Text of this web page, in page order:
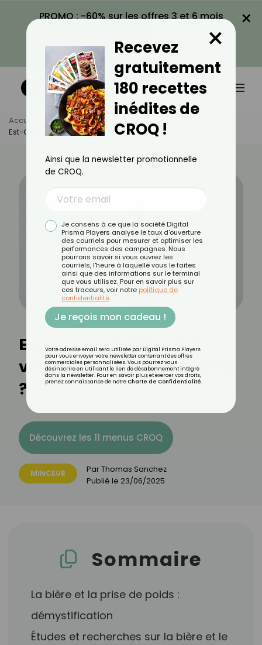
PROMO : -60% sur les offres 3 et 6 mois
VOIR LA PROMO
×
Accueil Actus
Minceur
Est-Ce Que La Bière Fait Vraiment Gonfler Le Ventre ?
Est-ce que la bière fait
vraiment gonfler le ventre
?
Découvrez les 11 menus CROQ
MINCEUR ParThomas Sanchez
Publié le 23/06/2025
Sommaire
La bière et la prise de poids :
démystification
Études et recherches sur la bière et le
Recevez
gratuitement
180 recettes
inédites de
CROQ !
×
Ainsi que la newsletter promotionnelle
de CROQ.
Je consens à ce que la société Digital
Prisma Players analyse le taux d'ouverture
des courriels pour mesurer et optimiser les
performances des campagnes. Nous
pourrons savoir si vous ouvrez les
courriels, l'heure à laquelle vous le faites
ainsi que des informations sur le terminal
que vous utilisez. Pour en savoir plus sur
ces traceurs, voir notre politique de
confidentialité.
Je reçois mon cadeau !
Votre adresse email sera utilisée par Digital Prisma Players
pour vous envoyer votre newsletter contenant des offres
commerciales personnalisées. Vous pourrez vous
désinscrire en utilisant le lien de désabonnement intégré
dans la newsletter. Pour en savoir plus et exercer vos droits,
prenez connaissance de notre Charte de Confidentialité.